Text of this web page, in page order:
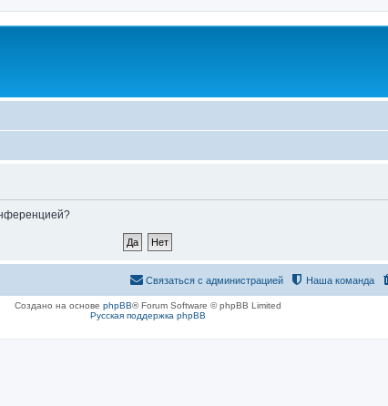
Наша команда
Связаться с администрацией
Создано на основе phpBB® Forum Software © phpBB Limited
Русская поддержка phpBB